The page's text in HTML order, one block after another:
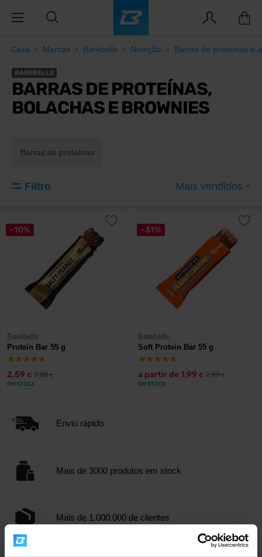
Casa Marcas Barebells Nutrição Barras de proteínas e
BAREBELLS
BARRAS DE PROTEÍNAS,
BOLACHAS E BROWNIES
Barras de proteínas
Filtro Mais vendidos
-10%
Barebells
Protein Bar 55 g
2,59 € 2,89€
EM STOCK
-31%
Barebells
Soft Protein Bar 55 g
a partir de1,99 € 2,89€
EM STOCK
Envio rápido
Mais de 3000 produtos em stock
Mais de 1.000.000 de clientes